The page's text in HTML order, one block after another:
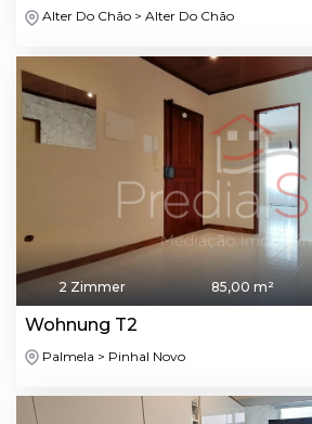
Alter Do Chão > Alter Do Chão
2 Zimmer 85,00 m²
Wohnung T2
Palmela > Pinhal Novo